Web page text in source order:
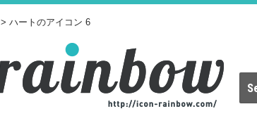
> ハートのアイコン 6